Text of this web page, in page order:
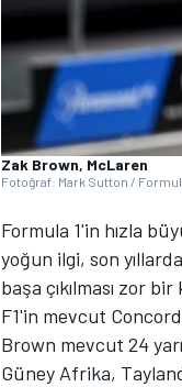
Zak Brown, McLaren
Fotoğraf: Mark Sutton /
Formula 1'in hızla
yoğun ilgi, son
başa çıkılması zor
F1'in mevcut
Brown mevcut 24
Güney Afrika,